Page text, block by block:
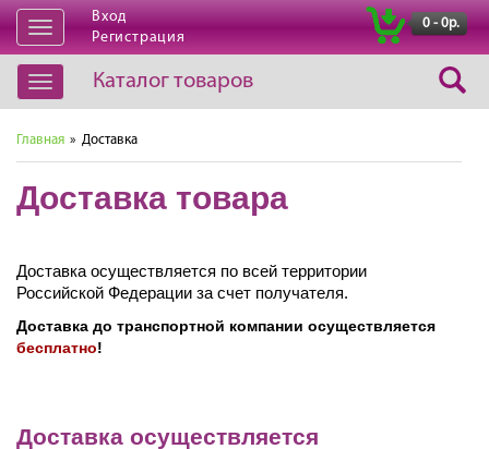
Открыть
навигацию
Вход
Регистрация
0 - 0р.
Открыть
навигацию
Каталог товаров
Главная » Доставка
Доставка товара
Доставка осуществляется по всей территории
Российской Федерации за счет получателя.
Доставка до транспортной компании осуществляется
бесплатно!
Доставка осуществляется